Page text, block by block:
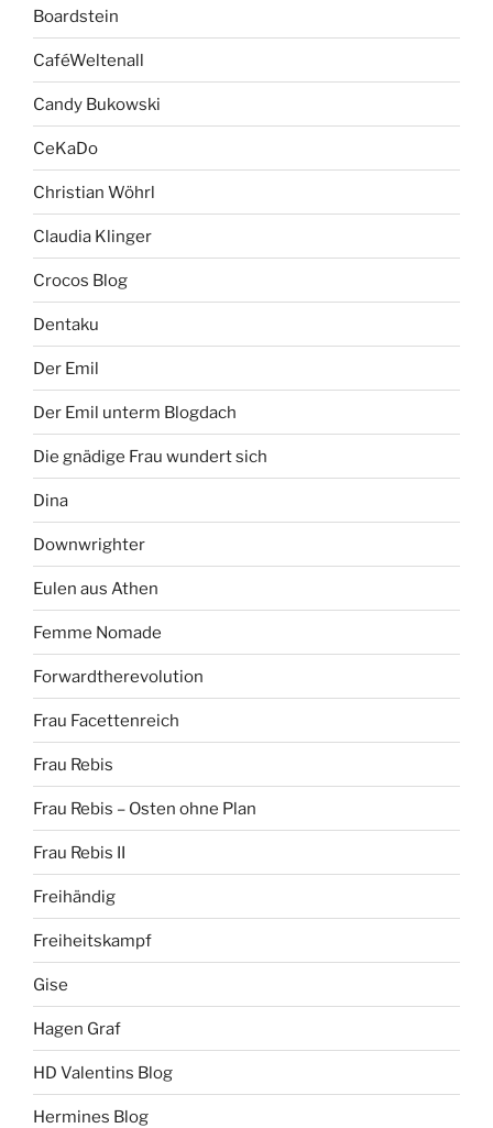
Boardstein
CaféWeltenall
Candy Bukowski
CeKaDo
Christian Wöhrl
Claudia Klinger
Crocos Blog
Dentaku
Der Emil
Der Emil unterm Blogdach
Die gnädige Frau wundert sich
Dina
Downwrighter
Eulen aus Athen
Femme Nomade
Forwardtherevolution
Frau Facettenreich
Frau Rebis
Frau Rebis – Osten ohne Plan
Frau Rebis II
Freihändig
Freiheitskampf
Gise
Hagen Graf
HD Valentins Blog
Hermines Blog